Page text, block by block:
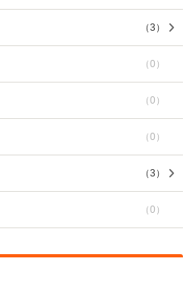
（3 ）
（0 ）
（0 ）
（0 ）
（3 ）
（0 ）